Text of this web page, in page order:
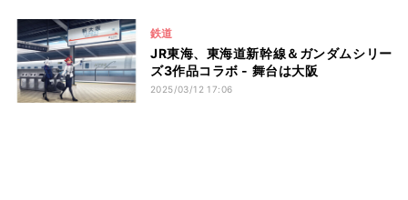
鉄道
JR東海、東海道新幹線＆ガンダムシリー
ズ3作品コラボ - 舞台は大阪
2025/03/12 17:06